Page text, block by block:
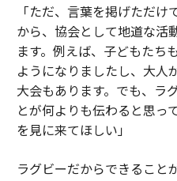
「ただ、言葉を掲げただ
から、協会として地道な活
ます。例えば、子どもたち
ようになりましたし、大人
大会もあります。でも、ラ
とが何よりも伝わると思っ
を見に来てほしい」
ラグビーだからできること